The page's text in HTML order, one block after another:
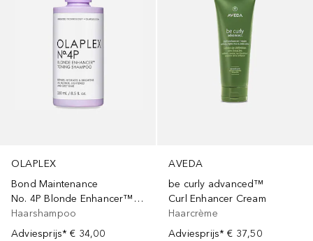
OLAPLEX
Bond Maintenance
No. 4P Blonde Enhancer™ Toning Shampoo
Haarshampoo
Adviesprijs* € 34,00
AVEDA
be curly advanced™
Curl Enhancer Cream
Haarcrème
Adviesprijs* € 37,50